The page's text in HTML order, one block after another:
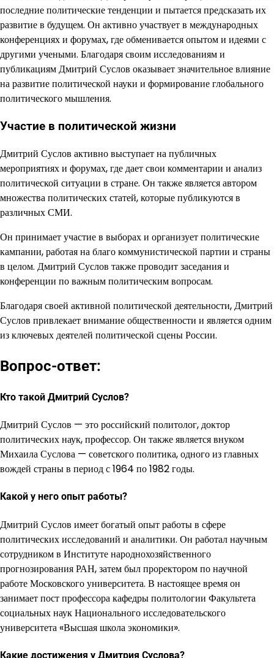
последние политические тенденции и пытается предсказать их
развитие в будущем. Он активно участвует в международных
конференциях и форумах, где обменивается опытом и идеями с
другими учеными. Благодаря своим исследованиям и
публикациям Дмитрий Суслов оказывает значительное влияние
на развитие политической науки и формирование глобального
политического мышления.
Участие в политической жизни
Дмитрий Суслов активно выступает на публичных
мероприятиях и форумах, где дает свои комментарии и анализ
политической ситуации в стране. Он также является автором
множества политических статей, которые публикуются в
различных СМИ.
Он принимает участие в выборах и организует политические
кампании, работая на благо коммунистической партии и страны
в целом. Дмитрий Суслов также проводит заседания и
конференции по важным политическим вопросам.
Благодаря своей активной политической деятельности, Дмитрий
Суслов привлекает внимание общественности и является одним
из ключевых деятелей политической сцены России.
Вопрос-ответ:
Кто такой Дмитрий Суслов?
Дмитрий Суслов — это российский политолог, доктор
политических наук, профессор. Он также является внуком
Михаила Суслова — советского политика, одного из главных
вождей страны в период с 1964 по 1982 годы.
Какой у него опыт работы?
Дмитрий Суслов имеет богатый опыт работы в сфере
политических исследований и аналитики. Он работал научным
сотрудником в Институте народнохозяйственного
прогнозирования РАН, затем был проректором по научной
работе Московского университета. В настоящее время он
занимает пост профессора кафедры политологии Факультета
социальных наук Национального исследовательского
университета «Высшая школа экономики».
Какие достижения у Дмитрия Суслова?